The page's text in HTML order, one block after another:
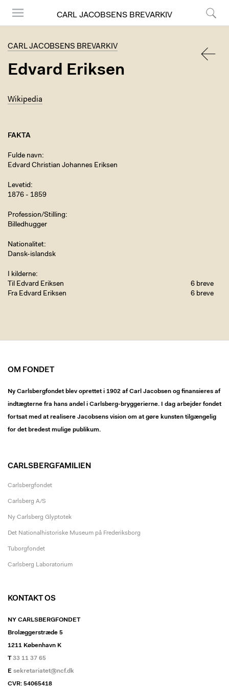
CARL JACOBSENS BREVARKIV
CARL JACOBSENS BREVARKIV
Edvard Eriksen
Wikipedia
FAKTA
Fulde navn
Edvard Christian Johannes Eriksen
Levetid
1876 - 1859
Profession/Stilling
Billedhugger
Nationalitet
Dansk-islandsk
I kilderne
Til Edvard Eriksen
6 breve
Fra Edvard Eriksen
6 breve
OM FONDET
Ny Carlsbergfondet blev oprettet i 1902 af Carl Jacobsen og finansieres af
indtægterne fra hans andel i Carlsberg-bryggerierne. I dag arbejder fondet
fortsat med at realisere Jacobsens vision om at gøre kunsten tilgængelig
for det bredest mulige publikum.
CARLSBERGFAMILIEN
Carlsbergfondet
Carlsberg A/S
Ny Carlsberg Glyptotek
Det Nationalhistoriske Museum på Frederiksborg
Tuborgfondet
Carlsberg Laboratorium
KONTAKT OS
NY CARLSBERGFONDET
Brolæggerstræde 5
1211 København K
T33 11 37 65
E sekretariatet@ncf.dk
CVR: 54065418